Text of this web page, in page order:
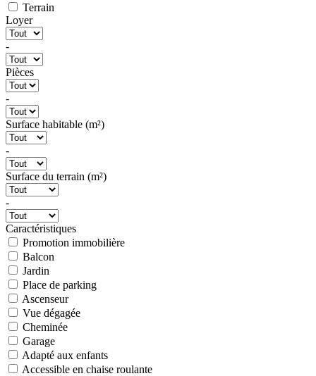
Terrain
Loyer
-
Pièces
-
Surface habitable (m²)
-
Surface du terrain (m²)
-
Caractéristiques
Promotion immobilière
Balcon
Jardin
Place de parking
Ascenseur
Vue dégagée
Cheminée
Garage
Adapté aux enfants
Accessible en chaise roulante